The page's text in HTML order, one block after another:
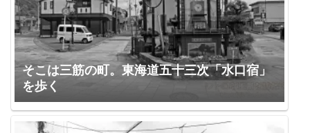
そこは三筋の町。東海道五十三次「水口宿」
を歩く